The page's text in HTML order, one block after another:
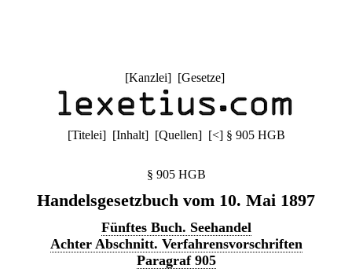
[Kanzlei] [Gesetze]
[Titelei] [Inhalt] [Quellen] [<] § 905 HGB
§ 905 HGB
Handelsgesetzbuch vom 10. Mai 1897
Fünftes Buch. Seehandel
Achter Abschnitt. Verfahrensvorschriften
Paragraf 905